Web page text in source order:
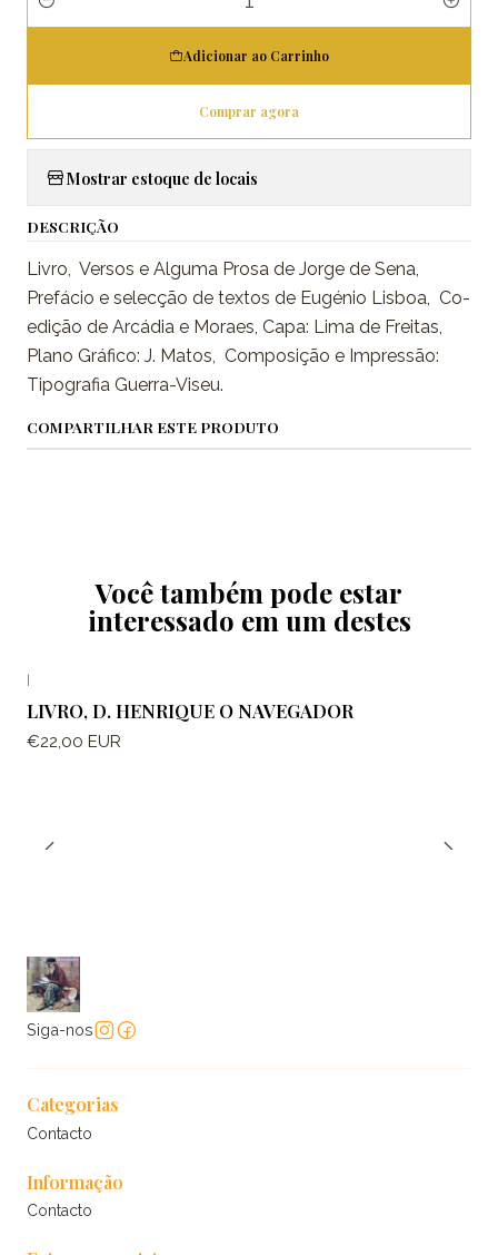
Quantidade
Adicionar ao Carrinho
Comprar agora
Mostrar estoque de locais
DESCRIÇÃO
Livro, Versos e Alguma Prosa de Jorge de Sena,
Prefácio e selecção de textos de Eugénio Lisboa, Co-
edição de Arcádia e Moraes, Capa: Lima de Freitas,
Plano Gráfico: J. Matos, Composição e Impressão:
Tipografia Guerra-Viseu.
COMPARTILHAR ESTE PRODUTO
Você também pode estar
interessado em um destes
LIVRO, D. HENRIQUE O NAVEGADOR
€22,00 EUR
Siga-nos
Categorias
Contacto
Informação
Contacto